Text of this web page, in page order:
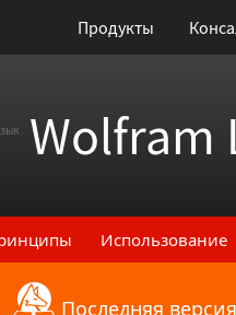
Продукты
Wolfram
Использование
Последняя